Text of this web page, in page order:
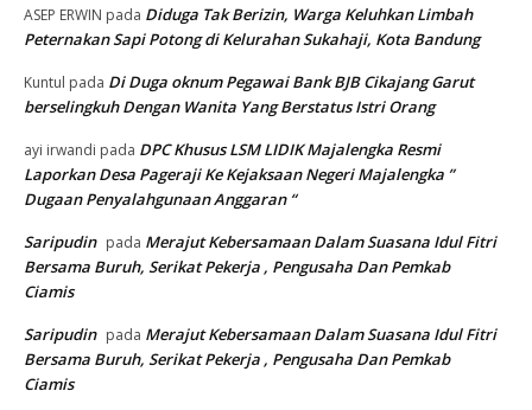
ASEP ERWIN pada Diduga Tak Berizin, Warga Keluhkan Limbah
Peternakan Sapi Potong di Kelurahan Sukahaji, Kota Bandung
Kuntul pada Di Duga oknum Pegawai Bank BJB Cikajang Garut
berselingkuh Dengan Wanita Yang Berstatus Istri Orang
ayi irwandi pada DPC Khusus LSM LIDIK Majalengka Resmi
Laporkan Desa Pageraji Ke Kejaksaan Negeri Majalengka ”
Dugaan Penyalahgunaan Anggaran “
Saripudin pada Merajut Kebersamaan Dalam Suasana Idul Fitri
Bersama Buruh, Serikat Pekerja , Pengusaha Dan Pemkab
Ciamis
Saripudin pada Merajut Kebersamaan Dalam Suasana Idul Fitri
Bersama Buruh, Serikat Pekerja , Pengusaha Dan Pemkab
Ciamis